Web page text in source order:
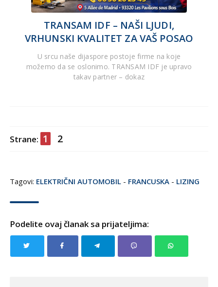
TRANSAM IDF – NAŠI LJUDI,
VRHUNSKI KVALITET ZA VAŠ POSAO
U srcu naše dijaspore postoje firme na koje
možemo da se oslonimo. TRANSAM IDF je upravo
takav partner – dokaz
Strane: 1 2
Tagovi: ELEKTRIČNI AUTOMOBIL - FRANCUSKA - LIZING
Podelite ovaj članak sa prijateljima: